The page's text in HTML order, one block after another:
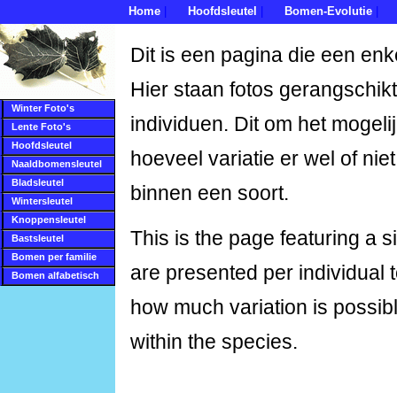
Home Hoofdsleutel Bomen-Evolutie
Winter Foto's
Lente Foto's
Hoofdsleutel
Naaldbomensleutel
Bladsleutel
Wintersleutel
Knoppensleutel
Bastsleutel
Bomen per familie
Bomen alfabetisch
Dit is een pagina die een
Hier staan fotos
individuen. Dit om het
hoeveel variatie er wel of
binnen een soort.
This is the page featuring a
are presented per individual
how much variation is
within the species.